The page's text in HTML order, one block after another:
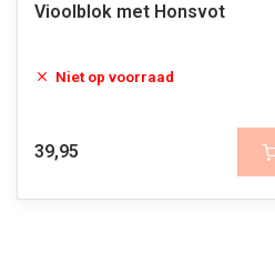
Vioolblok met Honsvot
Niet op voorraad
39,95